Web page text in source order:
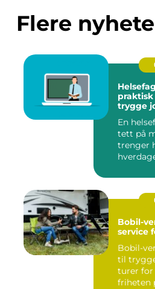
Flere
trygge
En
tett på
trenger
Bobil-
service
Bobil-
til
turer for
friheten